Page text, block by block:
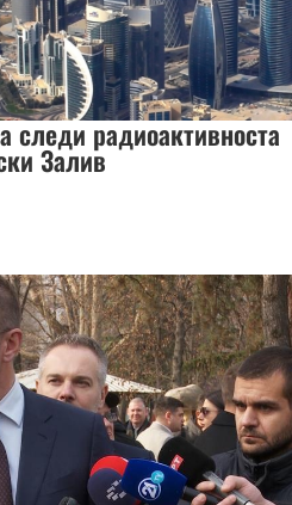
следи радиоактивноста
Залив